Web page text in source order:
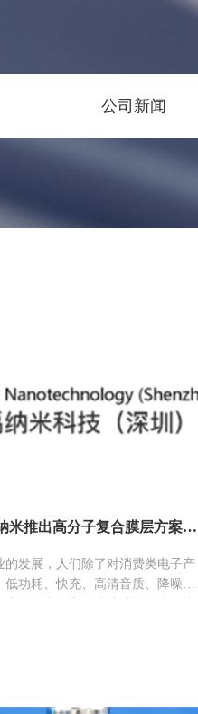
公司新闻
行业领跑者，夏禹纳米推出高分子复合膜层方案，助力产品防护升级
的发展，人们除了对消费类电子产
低功耗、快充、高清音质、降噪功